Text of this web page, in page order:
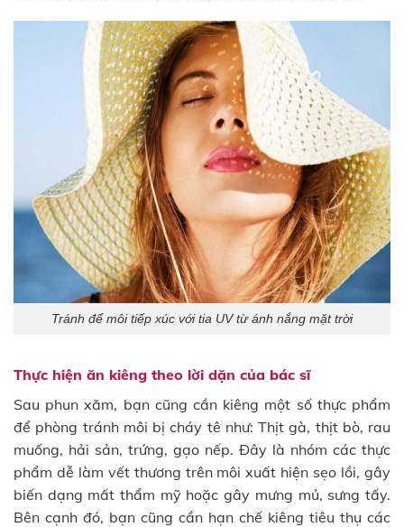
Tránh để môi tiếp xúc với tia UV từ ánh nắng mặt trời
Thực hiện ăn kiêng theo lời dặn của bác sĩ
Sau phun xăm, bạn cũng cần kiêng một số thực phẩm
để phòng tránh môi bị cháy tê như: Thịt gà, thịt bò, rau
muống, hải sản, trứng, gạo nếp. Đây là nhóm các thực
phẩm dễ làm vết thương trên môi xuất hiện sẹo lồi, gây
biến dạng mất thẩm mỹ hoặc gây mưng mủ, sưng tấy.
Bên cạnh đó, bạn cũng cần hạn chế kiêng tiêu thụ các